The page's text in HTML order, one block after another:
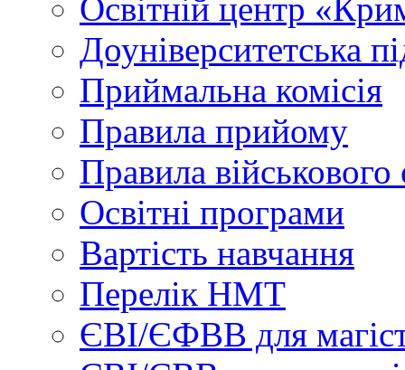
Освітній центр
Доуніверситетська
Приймальна комісія
Правила прийому
Правила військового
Освітні програми
Вартість навчання
Перелік НМТ
ЄВІ/ЄФВВ для